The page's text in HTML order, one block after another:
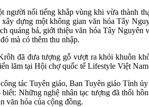
nổi tiếng khắp vùng khi vừa thành
dựng một không gian văn hóa Tây
quảng bá, giới thiệu văn hóa Tây
mà có thêm thu nhập.
đã đưa tượng gỗ vượt ra khỏi khuôn
lãm tại Hội chợ quốc tế Lifestyle Việt
tác Tuyên giáo, Ban Tuyên giáo Tỉnh
Những nghệ nhân tạc tượng đã thổi
văn hóa của cộng đồng.